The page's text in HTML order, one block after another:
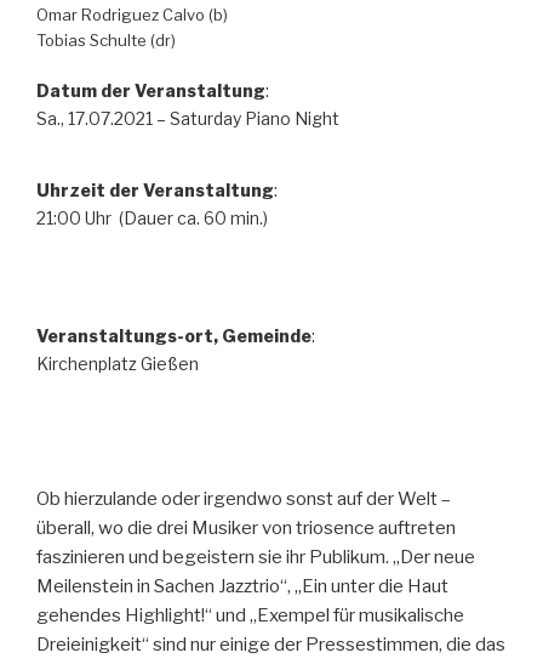
Omar Rodriguez Calvo (b)
Tobias Schulte (dr)
Datum der Veranstaltung:
Sa., 17.07.2021 – Saturday Piano Night
Uhrzeit der Veranstaltung:
21:00 Uhr (Dauer ca. 60 min.)
Veranstaltungs-ort, Gemeinde:
Kirchenplatz Gießen
Ob hierzulande oder irgendwo sonst auf der Welt –
überall, wo die drei Musiker von triosence auftreten
faszinieren und begeistern sie ihr Publikum. „Der neue
Meilenstein in Sachen Jazztrio“, „Ein unter die Haut
gehendes Highlight!“ und „Exempel für musikalische
Dreieinigkeit“ sind nur einige der Pressestimmen, die das